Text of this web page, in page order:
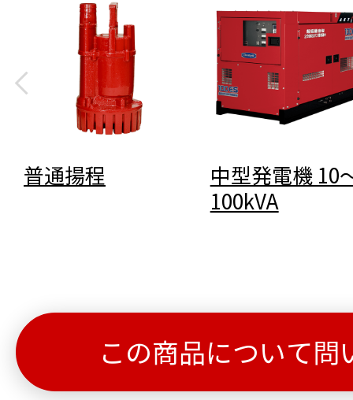
普通揚程
中型発電機 10
100kVA
この商品について問